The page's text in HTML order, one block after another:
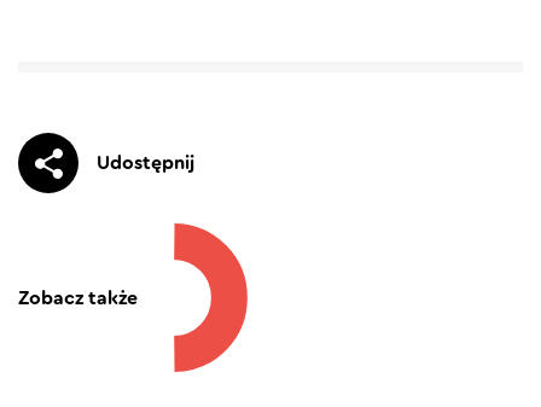
Udostępnij
Zobacz także